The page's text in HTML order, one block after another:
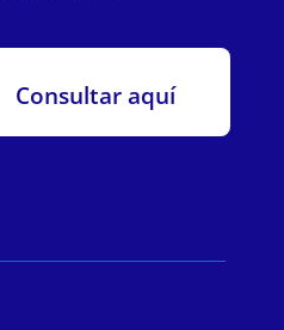
Consultar aquí